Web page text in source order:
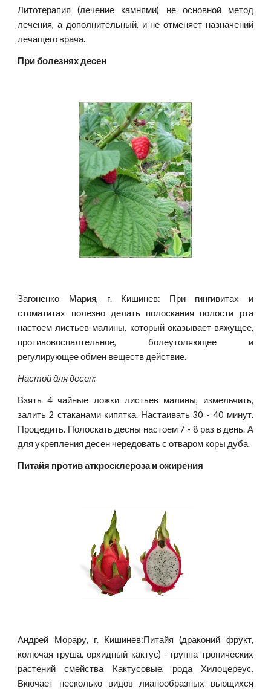
Литотерапия (лечение камнями) не основной метод
лечения, а дополнительный, и не отменяет назначений
лечащего врача.
При болезнях десен
Загоненко Мария, г. Кишинев: При гингивитах и
стоматитах полезно делать полоскания полости рта
настоем листьев малины, который оказывает вяжущее,
противовоспалтельное, болеутоляющее и
регулирующее обмен веществ действие.
Настой для десен:
Взять 4 чайные ложки листьев малины, измельчить,
залить 2 стаканами кипятка. Настаивать 30 - 40 минут.
Процедить. Полоскать десны настоем 7 - 8 раз в день. А
для укрепления десен чередовать с отваром коры дуба.
Питайя против аткросклероза и ожирения
Андрей Морару, г. Кишинев:Питайя (драконий фрукт,
колючая груша, орхидный кактус) - группа тропических
растений смейства Кактусовые, рода Хилоцереус.
Вкючает несколько видов лианообразных вьющихся